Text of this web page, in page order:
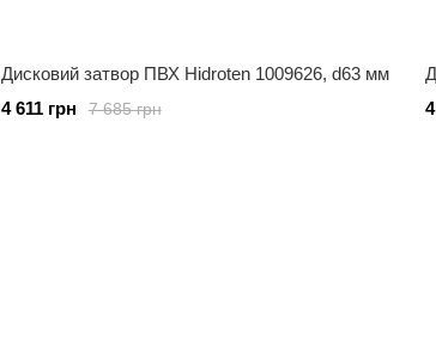
Дисковий затвор ПВХ Hidroten 1009626, d63 мм
7 685 грн
4 611 грн